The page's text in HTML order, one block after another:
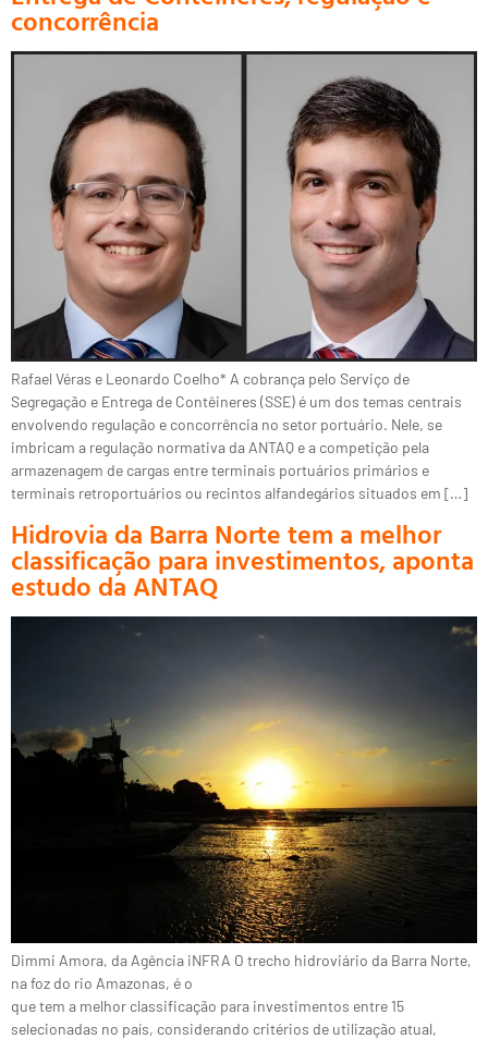
concorrência
Rafael Véras e Leonardo Coelho* A cobrança pelo Serviço de
Segregação e Entrega de Contêineres (SSE) é um dos temas centrais
envolvendo regulação e concorrência no setor portuário. Nele, se
imbricam a regulação normativa da ANTAQ e a competição pela
armazenagem de cargas entre terminais portuários primários e
terminais retroportuários ou recintos alfandegários situados em […]
Hidrovia da Barra Norte tem a melhor
classificação para investimentos, aponta
estudo da ANTAQ
Dimmi Amora, da Agência iNFRA O trecho hidroviário da Barra Norte,
na foz do rio Amazonas, é o
que tem a melhor classificação para investimentos entre 15
selecionadas no país, considerando critérios de utilização atual,